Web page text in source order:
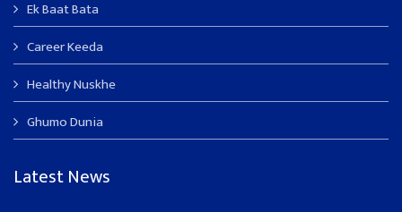
Ek Baat Bata
Career Keeda
Healthy Nuskhe
Ghumo Dunia
Latest News